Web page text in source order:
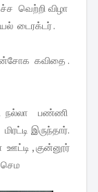
வெற்றி விழா
டைரக்டர் .
கவிதை .
நல்லா பண்ணி
இருந்தார்.
, குன்னூர்